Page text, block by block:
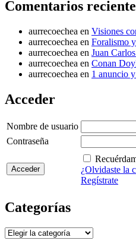
Comentarios
aurrecoechea en Visiones
aurrecoechea en Foralismo
aurrecoechea en Juan
aurrecoechea en Conan
aurrecoechea en 1 anuncio
Acceder
Nombre de usuario
Contraseña
¿Olvidaste la
Regístrate
Categorías
Categorías